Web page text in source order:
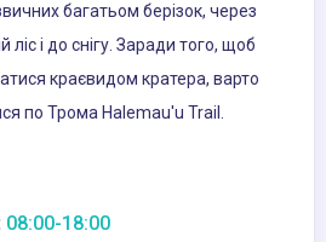
багатьом берізок, через
ліс і до снігу. Заради того, щоб
краєвидом кратера, варто
по Трома Halemau'u Trail.
08:00-18:00